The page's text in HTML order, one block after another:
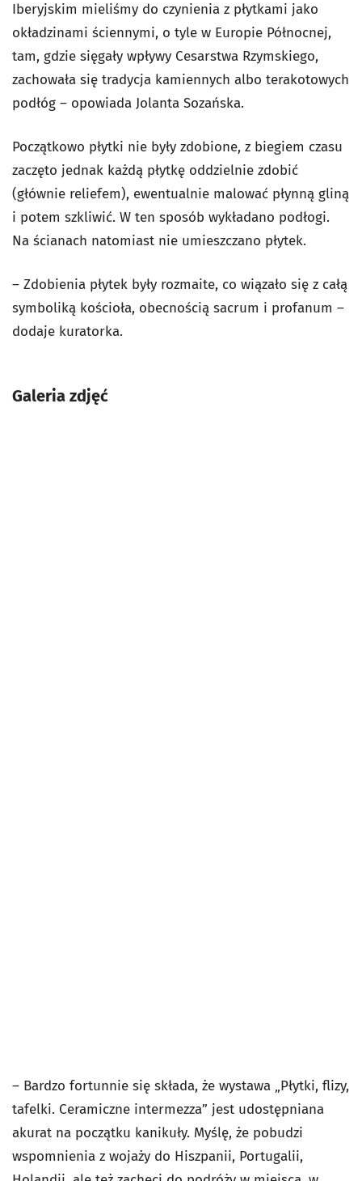
Iberyjskim mieliśmy do czynienia z płytkami jako
okładzinami ściennymi, o tyle w Europie Północnej,
tam, gdzie sięgały wpływy Cesarstwa Rzymskiego,
zachowała się tradycja kamiennych albo terakotowych
podłóg – opowiada Jolanta Sozańska.
Początkowo płytki nie były zdobione, z biegiem czasu
zaczęto jednak każdą płytkę oddzielnie zdobić
(głównie reliefem), ewentualnie malować płynną gliną
i potem szkliwić. W ten sposób wykładano podłogi.
Na ścianach natomiast nie umieszczano płytek.
– Zdobienia płytek były rozmaite, co wiązało się z całą
symboliką kościoła, obecnością sacrum i profanum –
dodaje kuratorka.
Galeria zdjęć
– Bardzo fortunnie się składa, że wystawa „Płytki, flizy,
tafelki. Ceramiczne intermezza” jest udostępniana
akurat na początku kanikuły. Myślę, że pobudzi
wspomnienia z wojaży do Hiszpanii, Portugalii,